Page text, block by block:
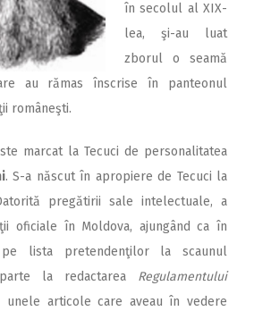
în secolul al XIX-
lea, şi-au luat
zborul o seamă
au rămas înscrise în panteonul
româneşti.
marcat la Tecuci de personalitatea
. S-a născut în apropiere de Tecuci la
pregătirii sale intelectuale, a
oficiale în Moldova, ajungând ca în
lista pretendenţilor la scaunul
la redactarea Regulamentului
articole care aveau în vedere